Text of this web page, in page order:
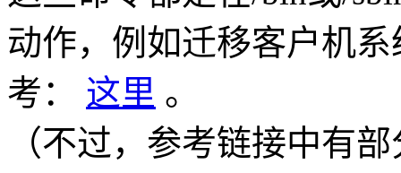
动作，例如迁移客户机
考： 这里 。
（不过，参考链接中有